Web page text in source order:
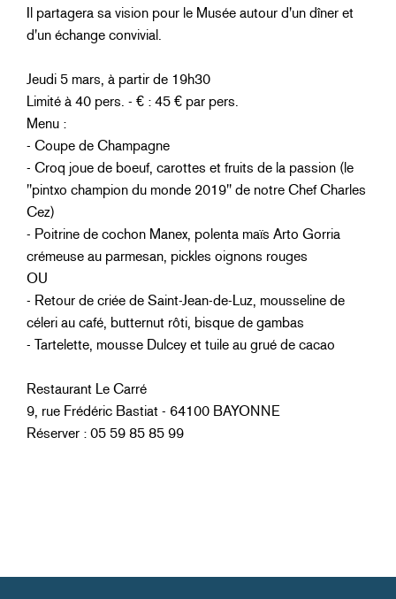
Il partagera sa vision pour le Musée autour d'un dîner et
d'un échange convivial.
Jeudi 5 mars, à partir de 19h30
Limité à 40 pers. - € : 45 € par pers.
Menu :
- Coupe de Champagne
- Croq joue de boeuf, carottes et fruits de la passion (le
"pintxo champion du monde 2019" de notre Chef Charles
Cez)
- Poitrine de cochon Manex, polenta maïs Arto Gorria
crémeuse au parmesan, pickles oignons rouges
OU
- Retour de criée de Saint-Jean-de-Luz, mousseline de
céleri au café, butternut rôti, bisque de gambas
- Tartelette, mousse Dulcey et tuile au grué de cacao
Restaurant Le Carré
9, rue Frédéric Bastiat - 64100 BAYONNE
Réserver : 05 59 85 85 99